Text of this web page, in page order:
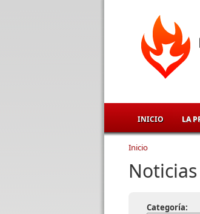
INICIO LA
Se
Inicio
Noticias
Categoría: